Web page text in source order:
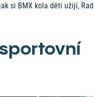
si BMX kola děti užijí,